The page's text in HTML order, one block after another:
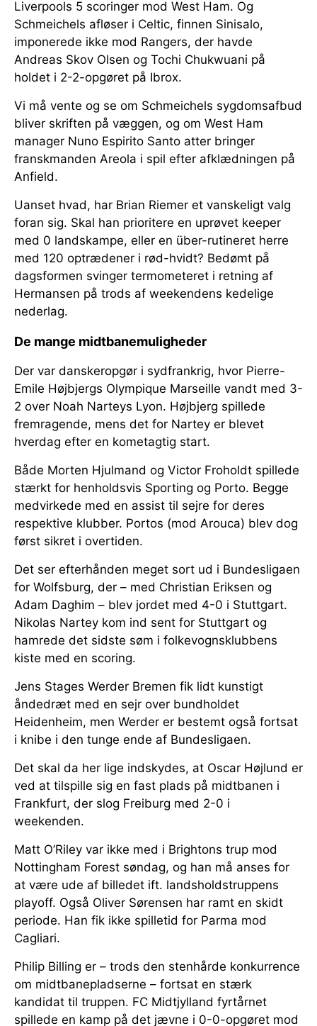
Liverpools 5 scoringer mod West Ham. Og
Schmeichels afløser i Celtic, finnen Sinisalo,
imponerede ikke mod Rangers, der havde
Andreas Skov Olsen og Tochi Chukwuani på
holdet i 2-2-opgøret på Ibrox.
Vi må vente og se om Schmeichels sygdomsafbud
bliver skriften på væggen, og om West Ham
manager Nuno Espirito Santo atter bringer
franskmanden Areola i spil efter afklædningen på
Anfield.
Uanset hvad, har Brian Riemer et vanskeligt valg
foran sig. Skal han prioritere en uprøvet keeper
med 0 landskampe, eller en über-rutineret herre
med 120 optrædener i rød-hvidt? Bedømt på
dagsformen svinger termometeret i retning af
Hermansen på trods af weekendens kedelige
nederlag.
De mange midtbanemuligheder
Der var danskeropgør i sydfrankrig, hvor Pierre-
Emile Højbjergs Olympique Marseille vandt med 3-
2 over Noah Narteys Lyon. Højbjerg spillede
fremragende, mens det for Nartey er blevet
hverdag efter en kometagtig start.
Både Morten Hjulmand og Victor Froholdt spillede
stærkt for henholdsvis Sporting og Porto. Begge
medvirkede med en assist til sejre for deres
respektive klubber. Portos (mod Arouca) blev dog
først sikret i overtiden.
Det ser efterhånden meget sort ud i Bundesligaen
for Wolfsburg, der – med Christian Eriksen og
Adam Daghim – blev jordet med 4-0 i Stuttgart.
Nikolas Nartey kom ind sent for Stuttgart og
hamrede det sidste søm i folkevognsklubbens
kiste med en scoring.
Jens Stages Werder Bremen fik lidt kunstigt
åndedræt med en sejr over bundholdet
Heidenheim, men Werder er bestemt også fortsat
i knibe i den tunge ende af Bundesligaen.
Det skal da her lige indskydes, at Oscar Højlund er
ved at tilspille sig en fast plads på midtbanen i
Frankfurt, der slog Freiburg med 2-0 i
weekenden.
Matt O’Riley var ikke med i Brightons trup mod
Nottingham Forest søndag, og han må anses for
at være ude af billedet ift. landsholdstruppens
playoff. Også Oliver Sørensen har ramt en skidt
periode. Han fik ikke spilletid for Parma mod
Cagliari.
Philip Billing er – trods den stenhårde konkurrence
om midtbanepladserne – fortsat en stærk
kandidat til truppen. FC Midtjylland fyrtårnet
spillede en kamp på det jævne i 0-0-opgøret mod